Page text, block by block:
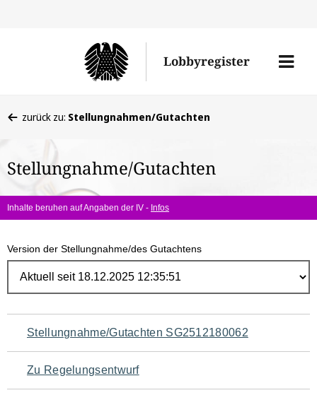
Lobbyregister
Menü
befinden
hier:
zurück zu: Stellungnahmen/Gutachten
Stellungnahme/Gutachten
Inhalte beruhen auf Angaben der IV - Infos
Version der Stellungnahme/des Gutachtens
Navigation
für
den
Stellungnahme/Gutachten SG2512180062
Zu Regelungsentwurf